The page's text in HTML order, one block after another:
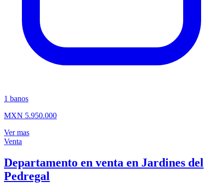
1 banos
MXN 5.950.000
Ver mas
Venta
Departamento en venta en Jardines del
Pedregal